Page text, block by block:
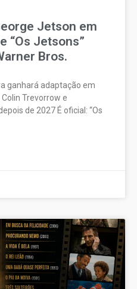
Jetson em
“Os Jetsons”
Bros.
ganhará adaptação em
Trevorrow e
de 2027 É oficial: “Os